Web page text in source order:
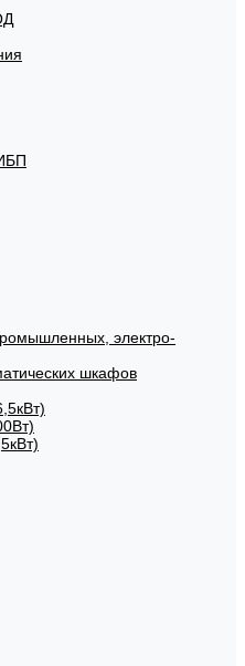
электро-
шкафов